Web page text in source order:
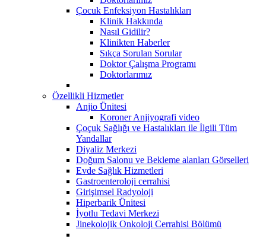
Çocuk Enfeksiyon Hastalıkları
Klinik Hakkında
Nasıl Gidilir?
Klinikten Haberler
Sıkça Sorulan Sorular
Doktor Çalışma Programı
Doktorlarımız
Özellikli Hizmetler
Anjio Ünitesi
Koroner Anjiyografi video
Çoçuk Sağlığı ve Hastalıkları ile İlgili Tüm
Yandallar
Diyaliz Merkezi
Doğum Salonu ve Bekleme alanları Görselleri
Evde Sağlık Hizmetleri
Gastroenteroloji cerrahisi
Girişimsel Radyoloji
Hiperbarik Ünitesi
İyotlu Tedavi Merkezi
Jinekolojik Onkoloji Cerrahisi Bölümü